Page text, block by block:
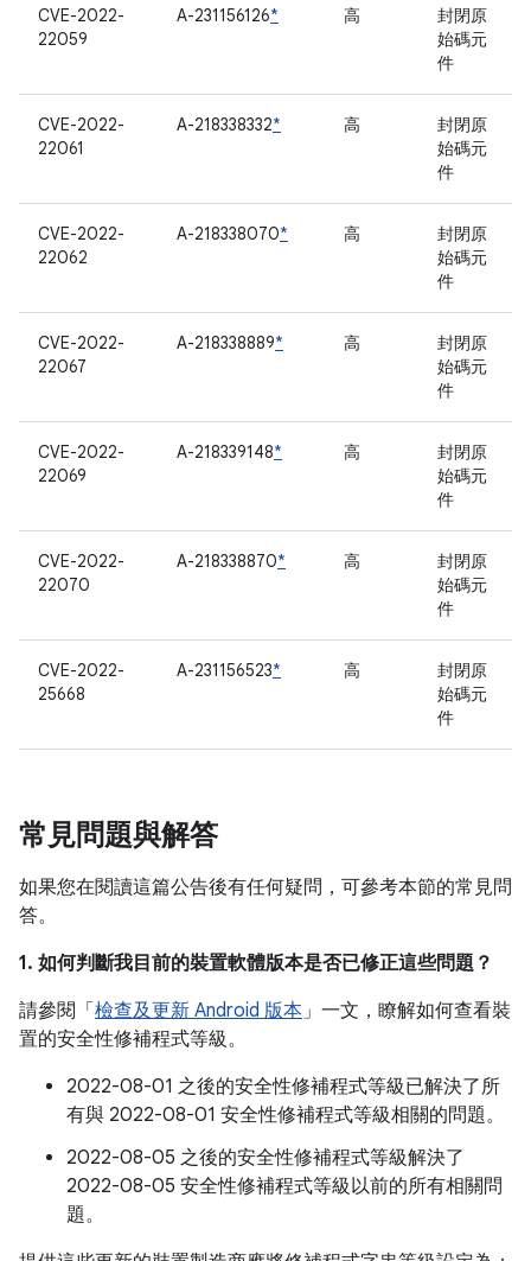
CVE-2022-
22059
A-231156126* 高
封閉原
始碼元
件
CVE-2022-
22061
A-218338332* 高
封閉原
始碼元
件
CVE-2022-
22062
A-218338070* 高
封閉原
始碼元
件
CVE-2022-
22067
A-218338889* 高
封閉原
始碼元
件
CVE-2022-
22069
A-218339148* 高
封閉原
始碼元
件
CVE-2022-
22070
A-218338870* 高
封閉原
始碼元
件
CVE-2022-
25668
A-231156523* 高
封閉原
始碼元
件
常見問題與解答
如果您在閱讀這篇公告後有任何疑問，可參考本節的常見問
答。
1. 如何判斷我目前的裝置軟體版本是否已修正這些問題？
請參閱「 檢查及更新 Android 版本」一文，瞭解如何查看裝
置的安全性修補程式等級。
2022-08-01 之後的安全性修補程式等級已解決了所
有與 2022-08-01 安全性修補程式等級相關的問題。
2022-08-05 之後的安全性修補程式等級解決了
2022-08-05 安全性修補程式等級以前的所有相關問
題。